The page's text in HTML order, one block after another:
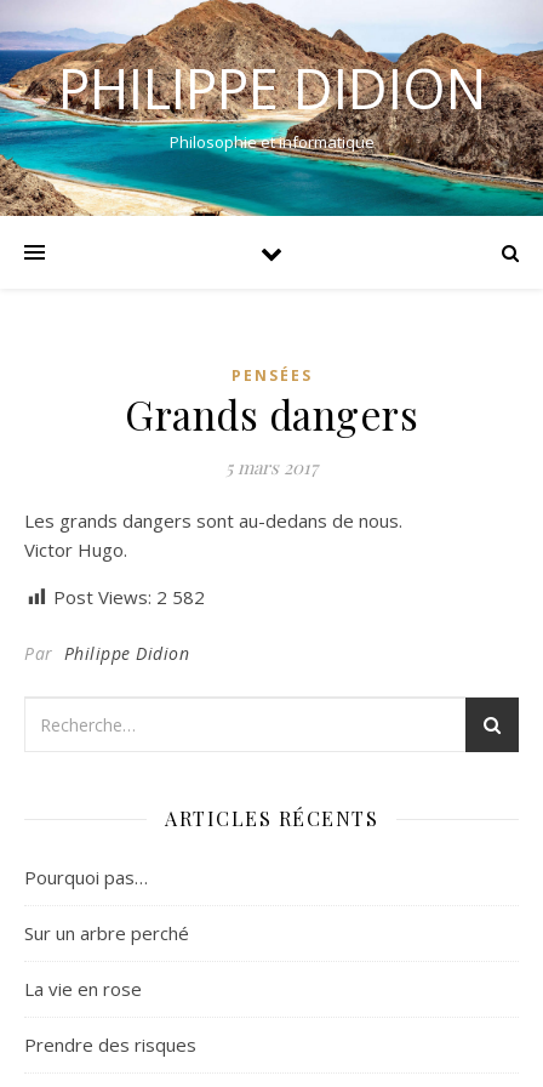
PHILIPPE DIDION
Philosophie et informatique
PENSÉES
Grands dangers
5 mars 2017
Les grands dangers sont au-dedans de nous.
Victor Hugo.
Post Views: 2 582
Par Philippe Didion
ARTICLES RÉCENTS
Pourquoi pas…
Sur un arbre perché
La vie en rose
Prendre des risques